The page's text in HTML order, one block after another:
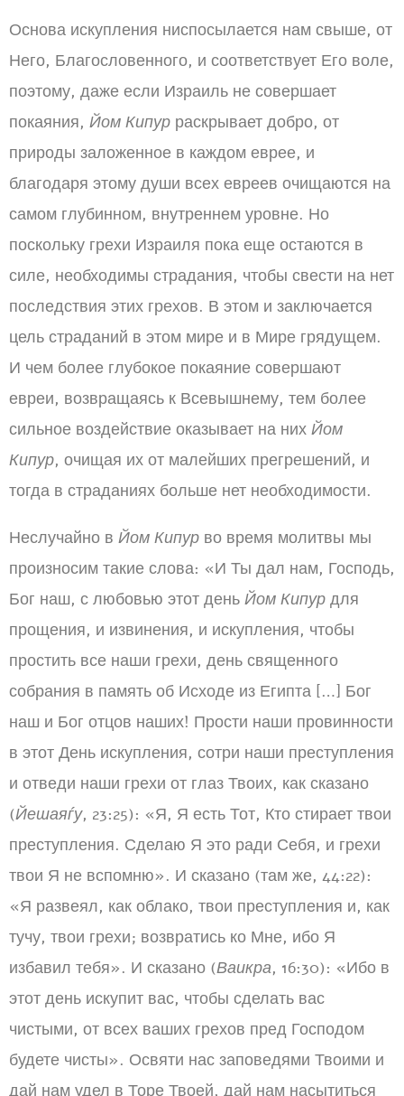
Основа искупления ниспосылается нам свыше, от
Него, Благословенного, и соответствует Его воле,
поэтому, даже если Израиль не совершает
покаяния, Йом Кипур раскрывает добро, от
природы заложенное в каждом еврее, и
благодаря этому души всех евреев очищаются на
самом глубинном, внутреннем уровне. Но
поскольку грехи Израиля пока еще остаются в
силе, необходимы страдания, чтобы свести на нет
последствия этих грехов. В этом и заключается
цель страданий в этом мире и в Мире грядущем.
И чем более глубокое покаяние совершают
евреи, возвращаясь к Всевышнему, тем более
сильное воздействие оказывает на них Йом
Кипур, очищая их от малейших прегрешений, и
тогда в страданиях больше нет необходимости.
Неслучайно в Йом Кипур во время молитвы мы
произносим такие слова: «И Ты дал нам, Господь,
Бог наш, с любовью этот день Йом Кипур для
прощения, и извинения, и искупления, чтобы
простить все наши грехи, день священного
собрания в память об Исходе из Египта […] Бог
наш и Бог отцов наших! Прости наши провинности
в этот День искупления, сотри наши преступления
и отведи наши грехи от глаз Твоих, как сказано
(Йешаяѓу, 23:25): «Я, Я есть Тот, Кто стирает твои
преступления. Сделаю Я это ради Себя, и грехи
твои Я не вспомню». И сказано (там же, 44:22):
«Я развеял, как облако, твои преступления и, как
тучу, твои грехи; возвратись ко Мне, ибо Я
избавил тебя». И сказано (Ваикра, 16:30): «Ибо в
этот день искупит вас, чтобы сделать вас
чистыми, от всех ваших грехов пред Господом
будете чисты». Освяти нас заповедями Твоими и
дай нам удел в Торе Твоей, дай нам насытиться